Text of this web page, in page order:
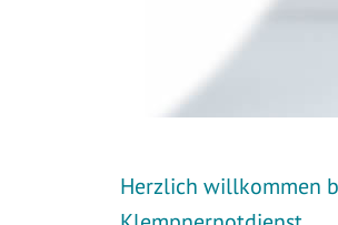
Herzlich willkommen